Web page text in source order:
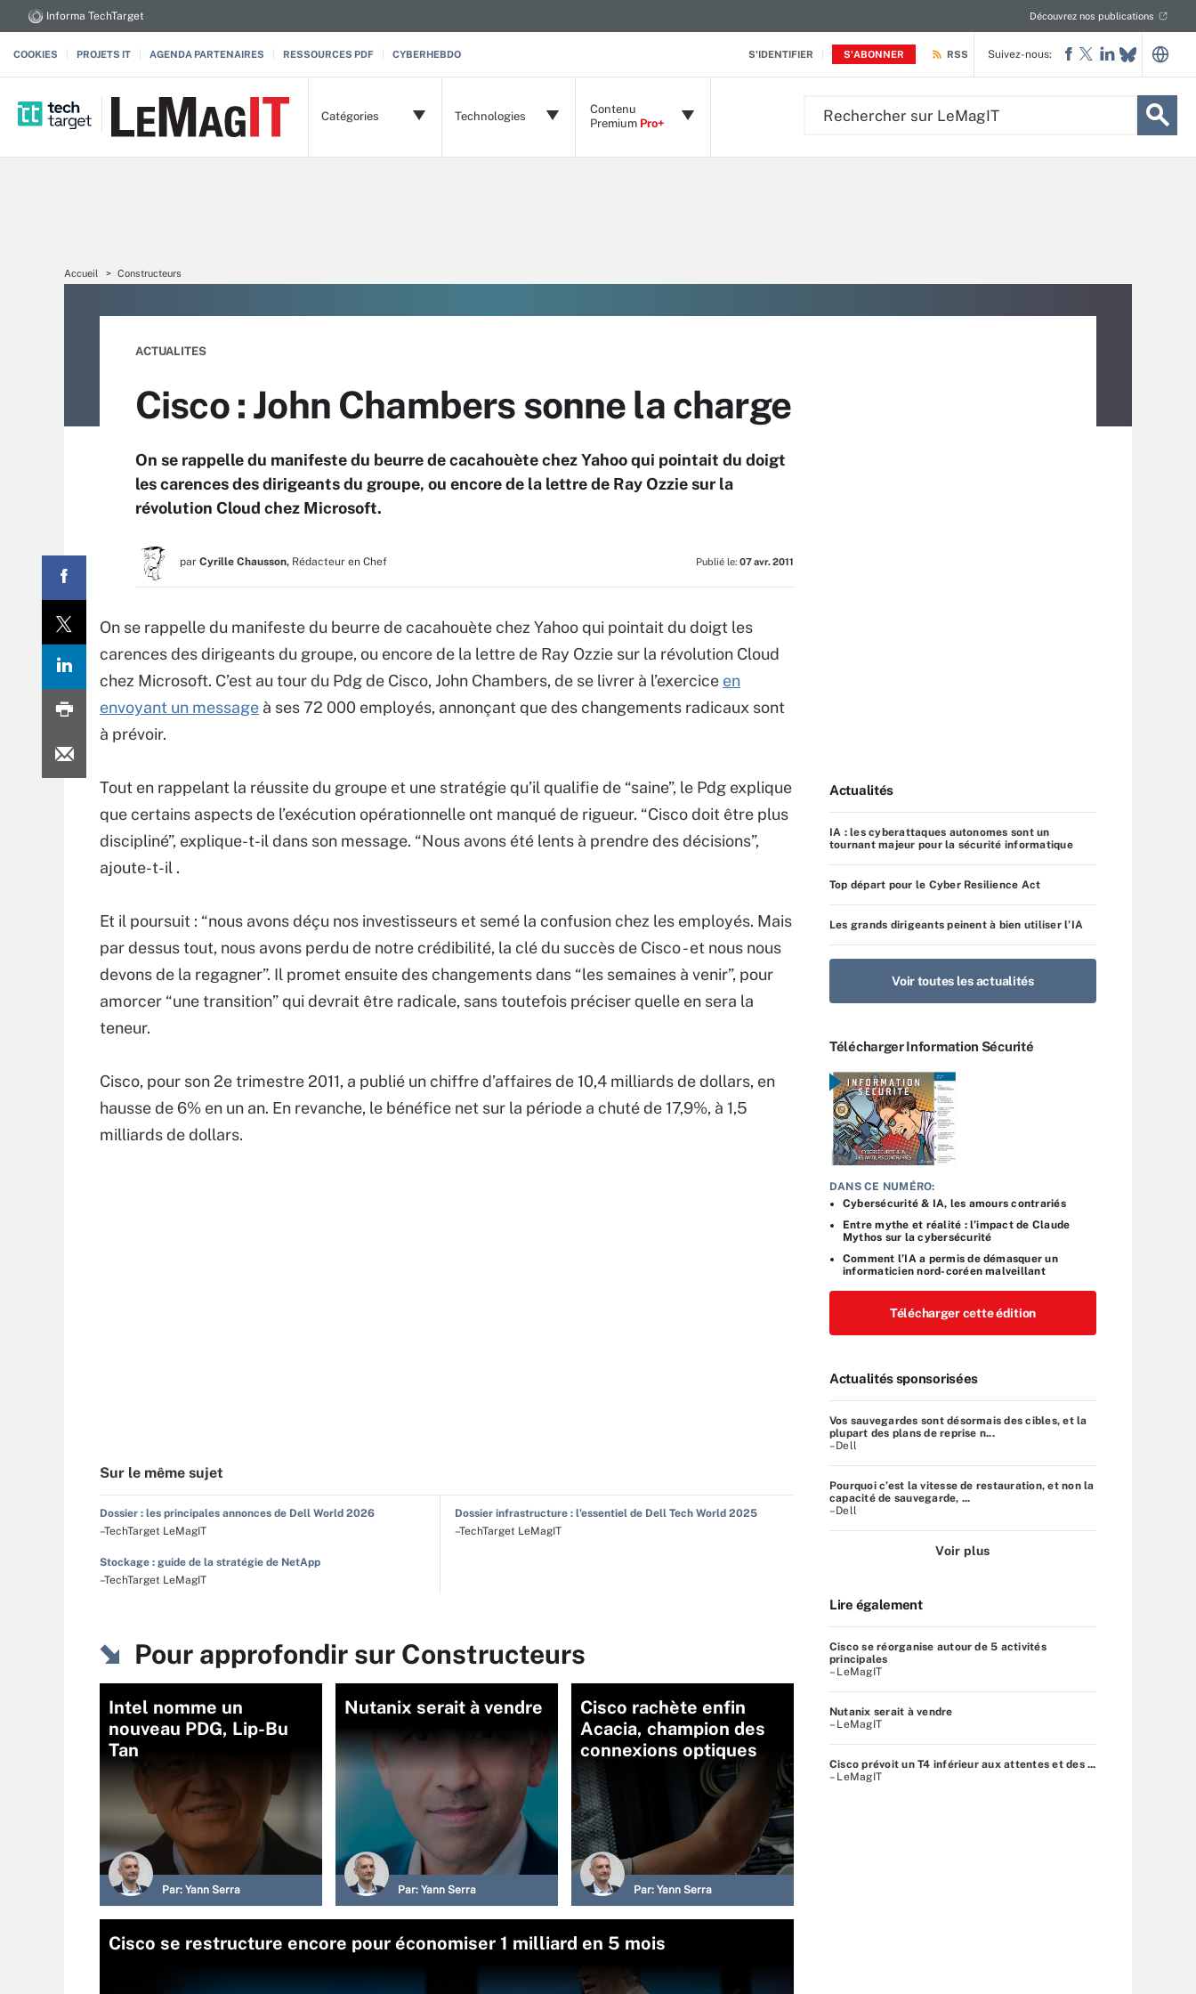
S'IDENTIFIER S'ABONNER
Informa TechTarget Découvrez nos publications
COOKIES PROJETS IT AGENDA PARTENAIRES RESSOURCES PDF CYBERHEBDO RSS
Catégories Technologies
Contenu
Premium Pro+
Suivez-nous:
Accueil Constructeurs
ACTUALITES
Cisco : John Chambers sonne la charge
On se rappelle du manifeste du beurre de cacahouète chez Yahoo qui pointait du doigt
les carences des dirigeants du groupe, ou encore de la lettre de Ray Ozzie sur la
révolution Cloud chez Microsoft.
par Cyrille Chausson, Rédacteur en Chef Publié le: 07 avr. 2011
On se rappelle du manifeste du beurre de cacahouète chez Yahoo qui pointait du doigt les
carences des dirigeants du groupe, ou encore de la lettre de Ray Ozzie sur la révolution Cloud
chez Microsoft. C’est au tour du Pdg de Cisco, John Chambers, de se livrer à l’exercice en
envoyant un message à ses 72 000 employés, annonçant que des changements radicaux sont
à prévoir.
Tout en rappelant la réussite du groupe et une stratégie qu’il qualifie de “saine”, le Pdg explique
que certains aspects de l’exécution opérationnelle ont manqué de rigueur. “Cisco doit être plus
discipliné”, explique-t-il dans son message. “Nous avons été lents à prendre des décisions”,
ajoute-t-il .
Et il poursuit : “nous avons déçu nos investisseurs et semé la confusion chez les employés. Mais
par dessus tout, nous avons perdu de notre crédibilité, la clé du succès de Cisco - et nous nous
devons de la regagner”. Il promet ensuite des changements dans “les semaines à venir”, pour
amorcer “une transition” qui devrait être radicale, sans toutefois préciser quelle en sera la
teneur.
Cisco, pour son 2e trimestre 2011, a publié un chiffre d’affaires de 10,4 milliards de dollars, en
hausse de 6% en un an. En revanche, le bénéfice net sur la période a chuté de 17,9%, à 1,5
milliards de dollars.
Sur le même sujet
Dossier : les principales annonces de Dell World 2026
–TechTarget LeMagIT
Dossier infrastructure : l'essentiel de Dell Tech World 2025
–TechTarget LeMagIT
Stockage : guide de la stratégie de NetApp
–TechTarget LeMagIT
Pour approfondir sur Constructeurs
Intel nomme un
nouveau PDG, Lip-Bu
Tan
Par: Yann Serra
Nutanix serait à vendre
Par: Yann Serra
Cisco rachète enfin
Acacia, champion des
connexions optiques
Par: Yann Serra
Cisco se restructure encore pour économiser 1 milliard en 5 mois
Actualités
IA : les cyberattaques autonomes sont un
tournant majeur pour la sécurité informatique
Top départ pour le Cyber Resilience Act
Les grands dirigeants peinent à bien utiliser l’IA
Voir toutes les actualités
Télécharger Information Sécurité
DANS CE NUMÉRO:
Cybersécurité & IA, les amours contrariés
Entre mythe et réalité : l’impact de Claude
Mythos sur la cybersécurité
Comment l’IA a permis de démasquer un
informaticien nord-coréen malveillant
Télécharger cette édition
Actualités sponsorisées
Vos sauvegardes sont désormais des cibles, et la
plupart des plans de reprise n...
–Dell
Pourquoi c’est la vitesse de restauration, et non la
capacité de sauvegarde, ...
–Dell
Voir plus
Lire également
Cisco se réorganise autour de 5 activités
principales
– LeMagIT
Nutanix serait à vendre
– LeMagIT
Cisco prévoit un T4 inférieur aux attentes et des ...
– LeMagIT